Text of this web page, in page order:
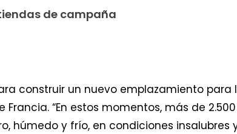
de campaña
construir un nuevo emplazamiento para
“En estos momentos, más de 2.500
húmedo y frío, en condiciones insalubres